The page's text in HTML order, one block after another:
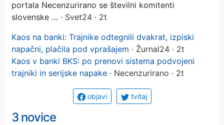
portala Necenzurirano se številni komitenti
slovenske … · Svet24 · 2t
Kaos na banki: Trajnike odtegnili dvakrat, izpiski
napačni, plačila pod vprašajem · Žurnal24 · 2t
Kaos v banki BKS: po prenovi sistema podvojeni
trajniki in serijske napake · Necenzurirano · 2t
objavi tvitaj
3 novice